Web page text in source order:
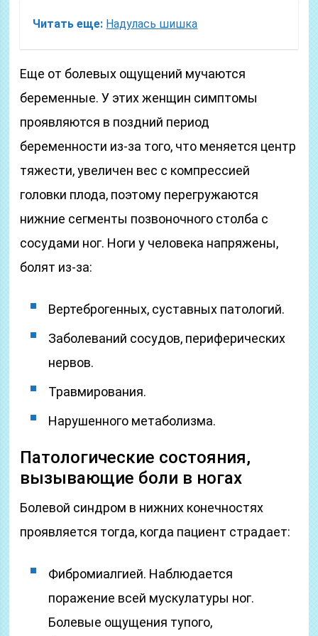
Читать еще: Надулась шишка
Еще от болевых ощущений мучаются
беременные. У этих женщин симптомы
проявляются в поздний период
беременности из-за того, что меняется центр
тяжести, увеличен вес с компрессией
головки плода, поэтому перегружаются
нижние сегменты позвоночного столба с
сосудами ног. Ноги у человека напряжены,
болят из-за:
Вертеброгенных, суставных патологий.
Заболеваний сосудов, периферических
нервов.
Травмирования.
Нарушенного метаболизма.
Патологические состояния,
вызывающие боли в ногах
Болевой синдром в нижних конечностях
проявляется тогда, когда пациент страдает:
Фибромиалгией. Наблюдается
поражение всей мускулатуры ног.
Болевые ощущения тупого,